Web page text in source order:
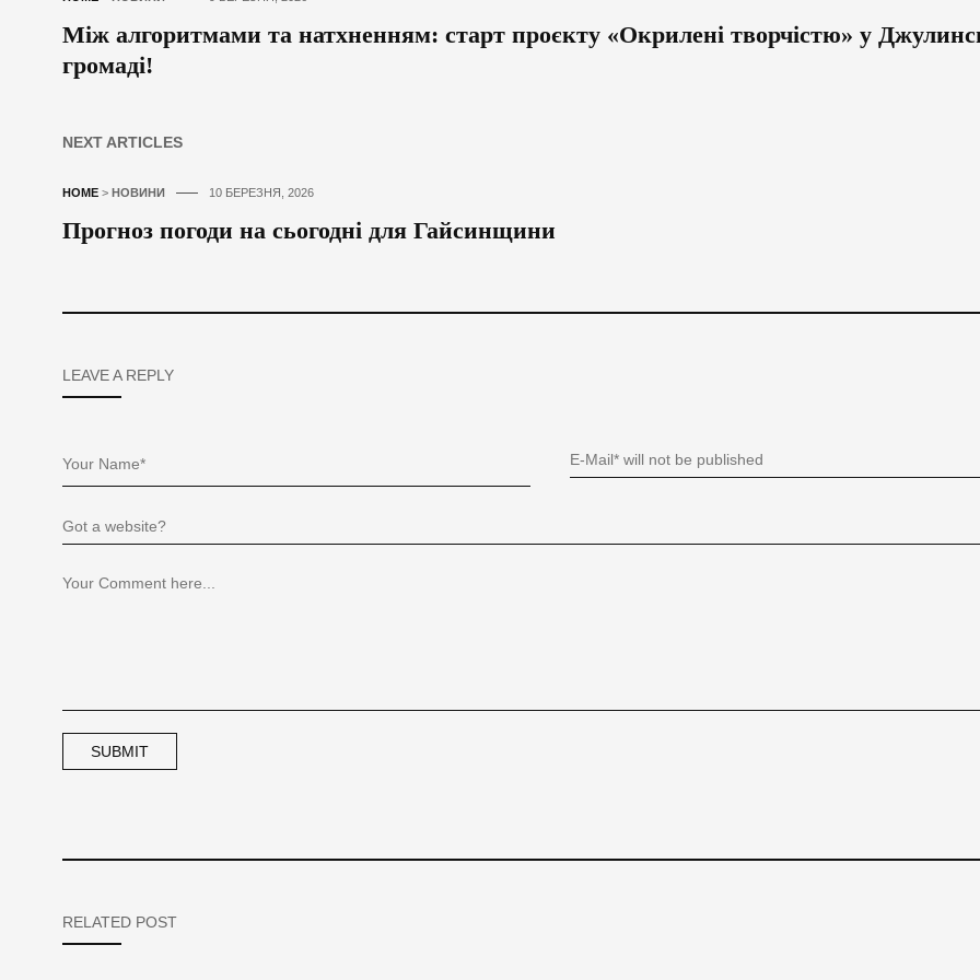
Між алгоритмами та натхненням: старт проєкту «Окрилені творчістю» у
громаді!
NEXT ARTICLES
HOME > НОВИНИ 10 БЕРЕЗНЯ, 2026
Прогноз погоди на сьогодні для Гайсинщини
LEAVE A REPLY
RELATED POST